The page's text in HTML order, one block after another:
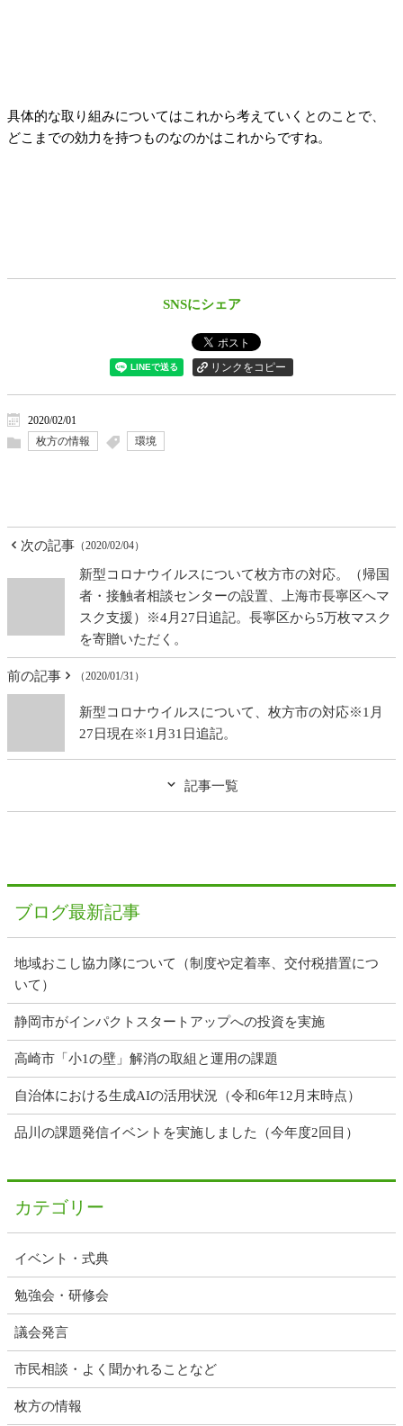
具体的な取り組みについてはこれから考えていくとのことで、
どこまでの効力を持つものなのかはこれからですね。
SNSにシェア
2020/02/01
枚方の情報
環境
次の記事 （2020/02/04）
新型コロナウイルスについて枚方市の対応。（帰国
者・接触者相談センターの設置、上海市長寧区へマ
スク支援）※4月27日追記。長寧区から5万枚マスク
を寄贈いただく。
前の記事 （2020/01/31）
新型コロナウイルスについて、枚方市の対応※1月
27日現在※1月31日追記。
記事一覧
ブログ最新記事
地域おこし協力隊について（制度や定着率、交付税措置につ
いて）
静岡市がインパクトスタートアップへの投資を実施
高崎市「小1の壁」解消の取組と運用の課題
自治体における生成AIの活用状況（令和6年12月末時点）
品川の課題発信イベントを実施しました（今年度2回目）
カテゴリー
イベント・式典
勉強会・研修会
議会発言
市民相談・よく聞かれることなど
枚方の情報